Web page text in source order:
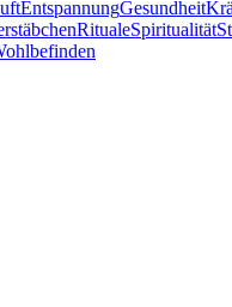
EntspannungGesundheit
RitualeSpiritualität